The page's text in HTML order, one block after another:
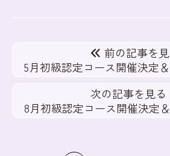
前の記事を
5月初級認定コース開催決定
次の記事を見る
8月初級認定コース開催決定